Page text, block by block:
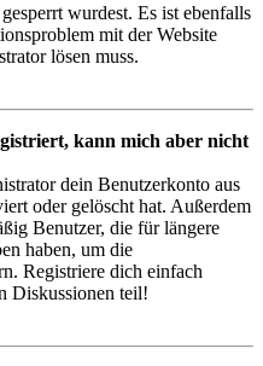
wurdest. Es ist ebenfalls
mit der Website
lösen muss.
kann mich aber nicht
dein Benutzerkonto aus
oder gelöscht hat. Außerdem
Benutzer, die für längere
haben, um die
Registriere dich einfach
Diskussionen teil!